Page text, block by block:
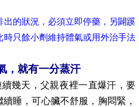
的狀況，必須立即停藥，另闢蹊
只餘小劑維持體氣或用外治手法
，就有一分蒸汗
幾天，父親夜裡一直爆汗，要
睡，可心臟不舒服，胸悶緊，